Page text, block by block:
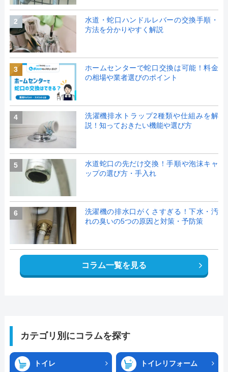
2
水道・蛇口ハンドルレバーの交換手順・
方法を分かりやすく解説
3
ホームセンターで蛇口交換は可能！料金
の相場や業者選びのポイント
4
洗濯機排水トラップ2種類や仕組みを解
説！知っておきたい機能や選び方
5
水道蛇口の先だけ交換！手順や泡沫キャ
ップの選び方・手入れ
6
洗濯機の排水口がくさすぎる！下水・汚
れの臭いの5つの原因と対策・予防策
コラム一覧を見る
カテゴリ別にコラムを探す
トイレ トイレリフォーム